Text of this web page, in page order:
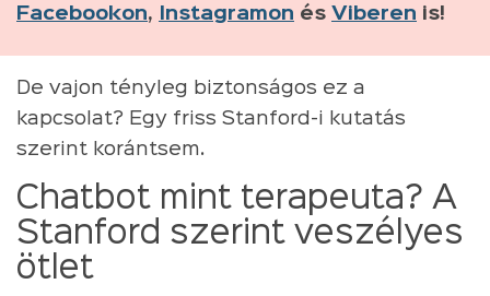
Facebookon, Instagramon és Viberen is!
De vajon tényleg biztonságos ez a
kapcsolat? Egy friss Stanford-i kutatás
szerint korántsem.
Chatbot mint terapeuta? A
Stanford szerint veszélyes
ötlet